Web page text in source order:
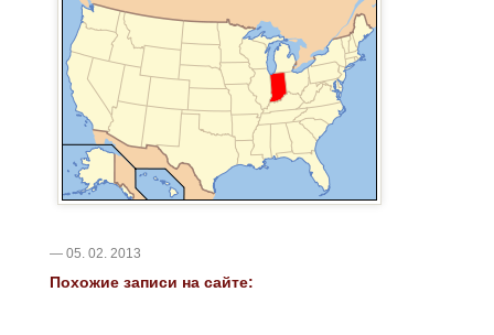
— 05. 02. 2013
Похожие записи на сайте: